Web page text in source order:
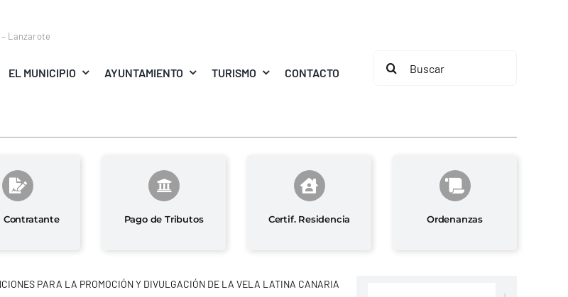
Lanzarote
EL MUNICIPIO AYUNTAMIENTO TURISMO CONTACTO
Buscar:
Contratante Pago de Tributos Certif. Residencia Ordenanzas
PARA LA PROMOCIÓN Y DIVULGACIÓN DE LA VELA LATINA CANARIA